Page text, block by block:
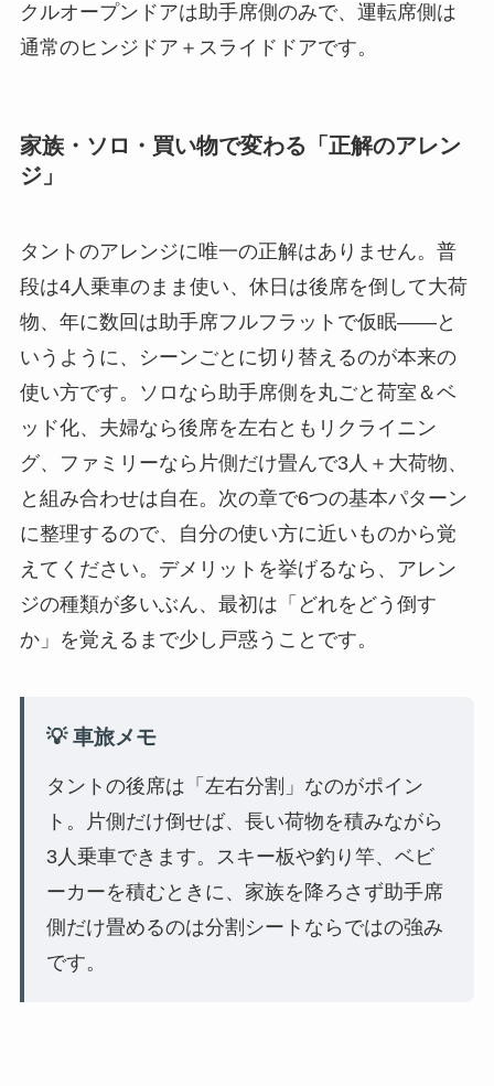
クルオープンドアは助手席側のみで、運転席側は
通常のヒンジドア＋スライドドアです。
家族・ソロ・買い物で変わる「正解のアレン
ジ」
タントのアレンジに唯一の正解はありません。普
段は4人乗車のまま使い、休日は後席を倒して大荷
物、年に数回は助手席フルフラットで仮眠——と
いうように、シーンごとに切り替えるのが本来の
使い方です。ソロなら助手席側を丸ごと荷室＆ベ
ッド化、夫婦なら後席を左右ともリクライニン
グ、ファミリーなら片側だけ畳んで3人＋大荷物、
と組み合わせは自在。次の章で6つの基本パターン
に整理するので、自分の使い方に近いものから覚
えてください。デメリットを挙げるなら、アレン
ジの種類が多いぶん、最初は「どれをどう倒す
か」を覚えるまで少し戸惑うことです。
💡 車旅メモ
タントの後席は「左右分割」なのがポイン
ト。片側だけ倒せば、長い荷物を積みながら
3人乗車できます。スキー板や釣り竿、ベビ
ーカーを積むときに、家族を降ろさず助手席
側だけ畳めるのは分割シートならではの強み
です。